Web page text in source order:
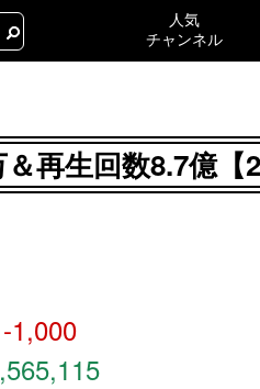
人気
チャンネル
再生回数8.7億【
-1,000